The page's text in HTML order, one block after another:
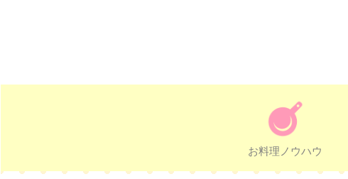
お料理ノウハウ